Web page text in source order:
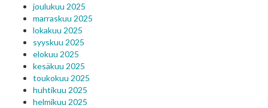
joulukuu 2025
marraskuu 2025
lokakuu 2025
syyskuu 2025
elokuu 2025
kesäkuu 2025
toukokuu 2025
huhtikuu 2025
helmikuu 2025